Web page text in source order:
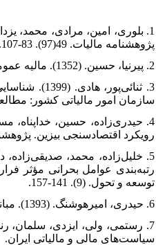
پژوهشنامه مالیات. 49(97). 83-107.
2. پیرنیا، حسین. (1352). مالیه عمومی، مالیات‌ها و بودجه. تهران. انتشارت امیرکبیر
3.
سازمان امور مالیاتی کشور: مطالعه¬ای
رویکرد اقتصادسنجی بیزین. پژوهشنامه
توسعه و تحول. (9). 141-157.
6. حیدری، امیرهوشنگ. (1393). مبانی و مفاهیم آینده‌پژوهی. فصلنامه علمی ترویج علم. 7(2). 81-96.
سیاست‌های مالی و مالیاتی ایران.